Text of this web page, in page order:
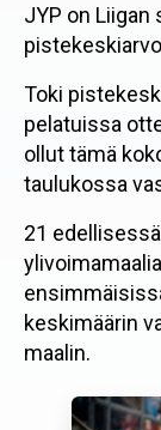
JYP on
Toki
pelatuissa
ollut tämä
taulukossa
21
keskimäärin
maalin.